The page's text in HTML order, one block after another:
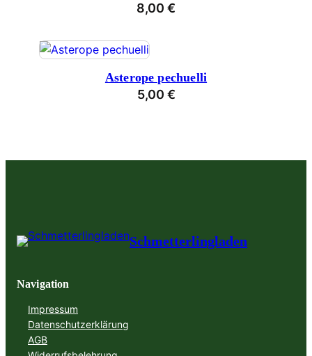
8,00 €
Asterope pechuelli
5,00 €
Schmetterlingladen
Navigation
Impressum
Datenschutzerklärung
AGB